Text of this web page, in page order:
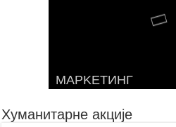
МАРKЕТИНГ
Хуманитарне акције